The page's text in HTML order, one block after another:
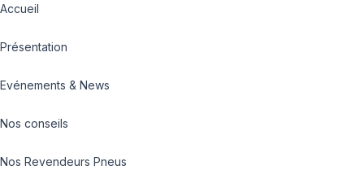
Accueil
Présentation
Evénements & News
Nos conseils
Nos Revendeurs Pneus